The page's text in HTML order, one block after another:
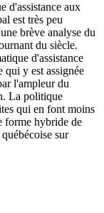
d'assistance aux
est très peu
brève analyse du
du siècle.
d'assistance
qui y est assignée
l'ampleur du
La politique
qui en font moins
forme hybride de
sur